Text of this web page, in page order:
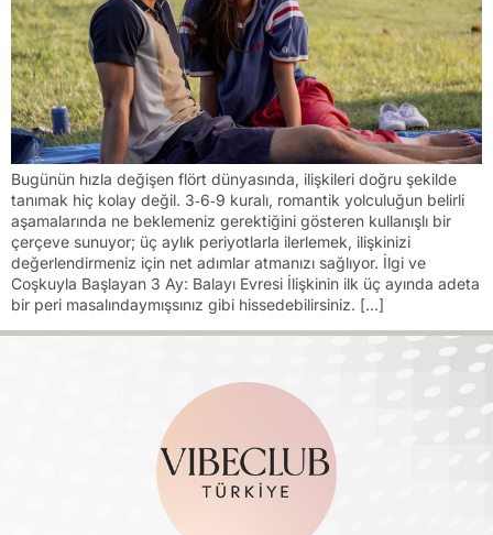
Bugünün hızla değişen flört dünyasında, ilişkileri doğru şekilde
tanımak hiç kolay değil. 3‑6‑9 kuralı, romantik yolculuğun belirli
aşamalarında ne beklemeniz gerektiğini gösteren kullanışlı bir
çerçeve sunuyor; üç aylık periyotlarla ilerlemek, ilişkinizi
değerlendirmeniz için net adımlar atmanızı sağlıyor. İlgi ve
Coşkuyla Başlayan 3 Ay: Balayı Evresi İlişkinin ilk üç ayında adeta
bir peri masalındaymışsınız gibi hissedebilirsiniz. […]